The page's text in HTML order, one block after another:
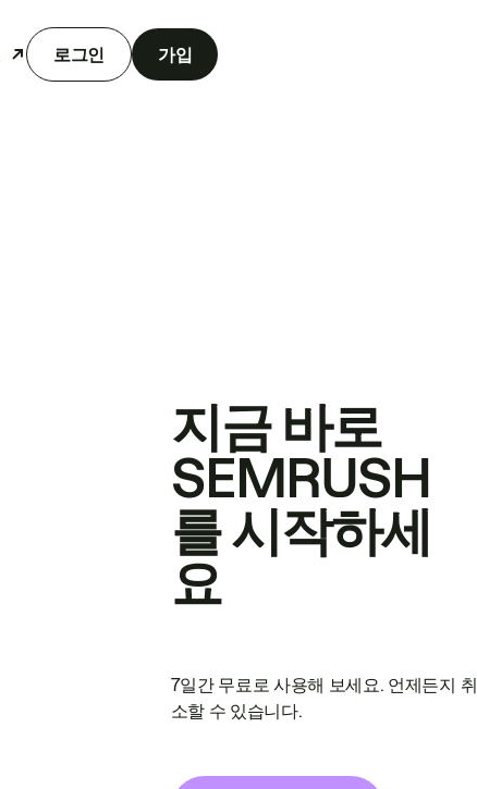
로그인 가입
지금 바로
SEMRUSH
를 시작하세
요
7일간 무료로 사용해 보세요. 언제든지 취
소할 수 있습니다.